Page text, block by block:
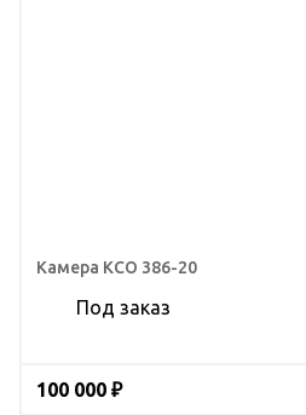
Камера КСО 386-20
Под заказ
100 000 ₽